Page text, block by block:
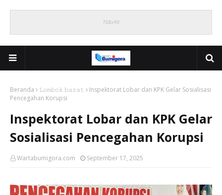
Beranda 𝙻𝚘𝚖𝚋𝚘𝚔 𝚋𝚊𝚛𝚊𝚝
Inspektorat Lobar dan KPK Gelar Sosialisasi
Pencegahan Korupsi
Inspektorat Lobar dan KPK Gelar
Sosialisasi Pencegahan Korupsi
Wartabumigora.com September 17, 2025